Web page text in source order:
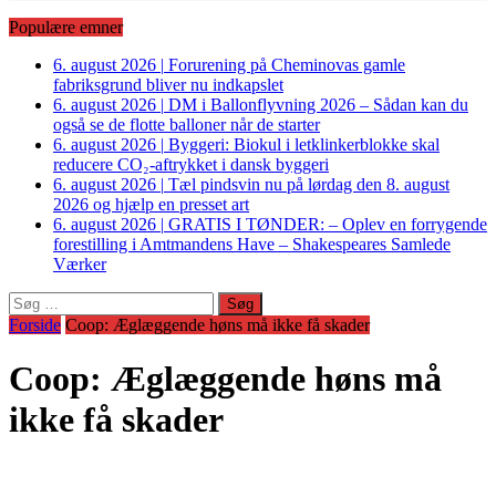
Populære emner
6. august 2026 | Forurening på Cheminovas gamle
fabriksgrund bliver nu indkapslet
6. august 2026 | DM i Ballonflyvning 2026 – Sådan kan du
også se de flotte balloner når de starter
6. august 2026 | Byggeri: Biokul i letklinkerblokke skal
reducere CO₂-aftrykket i dansk byggeri
6. august 2026 | Tæl pindsvin nu på lørdag den 8. august
2026 og hjælp en presset art
6. august 2026 | GRATIS I TØNDER: – Oplev en forrygende
forestilling i Amtmandens Have – Shakespeares Samlede
Værker
Søg
efter:
Forside Coop: Æglæggende høns må ikke få skader
Coop: Æglæggende høns må
ikke få skader